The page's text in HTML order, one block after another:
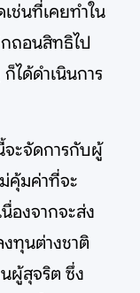
เช่นที่เคยทำใน
ถอนสิทธิไป
ได้ดำเนินการ
จะจัดการกับผู้
คุ้มค่าที่จะ
องจากจะส่ง
ทุนต่างชาติ
ผู้สุจริต ซึ่ง